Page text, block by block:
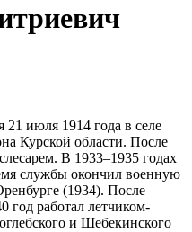
июля 1914 года в селе
Курской области. После
В 1933–1935 годах
службы окончил военную
(1934). После
год работал летчиком-
и Шебекинского